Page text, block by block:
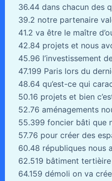
36.44 dans chacun des
39.2 notre partenaire
41.2 va être le maître
42.84 projets et nous
45.96 l’investissement
47.199 Paris lors du
48.64 qu’est-ce qui
50.16 projets et bien
52.76 aménagements
55.399 foncier bâti que
57.76 pour créer des
60.48 républiques nous
62.519 bâtiment
64.159 démoli on va